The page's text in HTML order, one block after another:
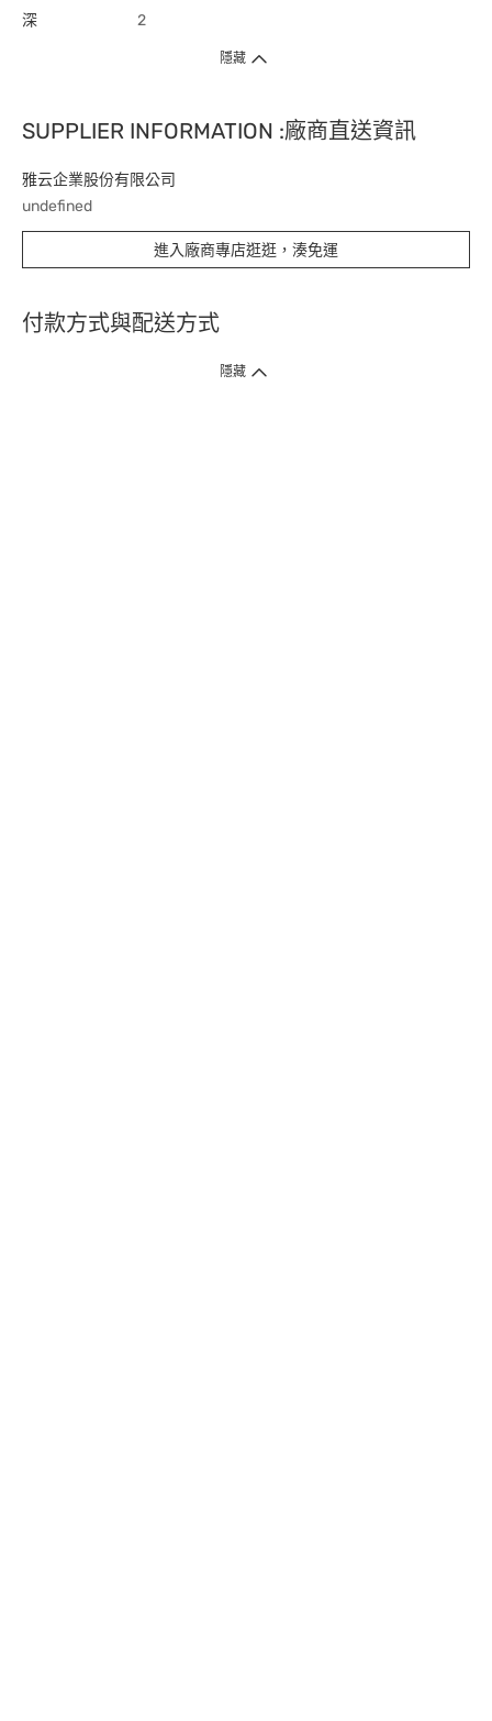
深 2
隱藏
SUPPLIER INFORMATION :廠商直送資訊
雅云企業股份有限公司
undefined
進入廠商專店逛逛，湊免運
付款方式與配送方式
隱藏